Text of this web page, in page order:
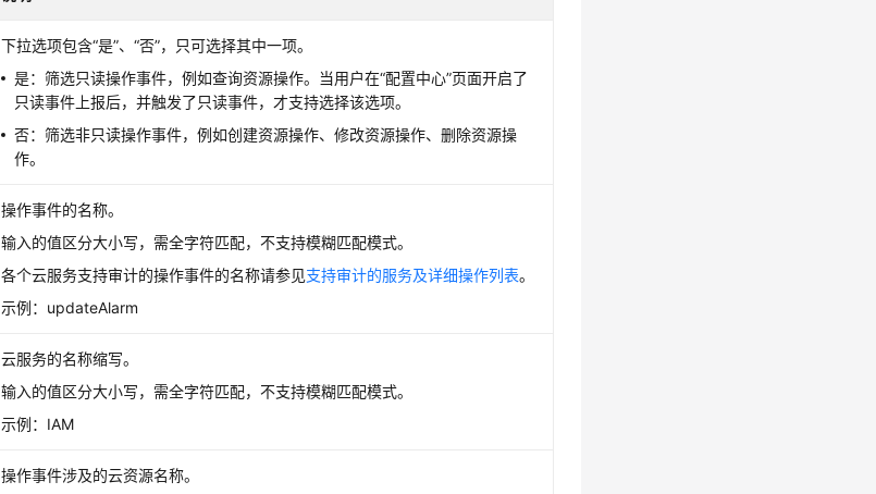
下拉选项包含“是”、“否”，只可选择其中一项。
是：筛选只读操作事件，例如查询资源操作。当用户在“配置中心”页面开启了
只读事件上报后，并触发了只读事件，才支持选择该选项。
否：筛选非只读操作事件，例如创建资源操作、修改资源操作、删除资源操
作。
操作事件的名称。
输入的值区分大小写，需全字符匹配，不支持模糊匹配模式。
各个云服务支持审计的操作事件的名称请参见支持审计的服务及详细操作列表。
示例：updateAlarm
云服务的名称缩写。
输入的值区分大小写，需全字符匹配，不支持模糊匹配模式。
示例：IAM
操作事件涉及的云资源名称。